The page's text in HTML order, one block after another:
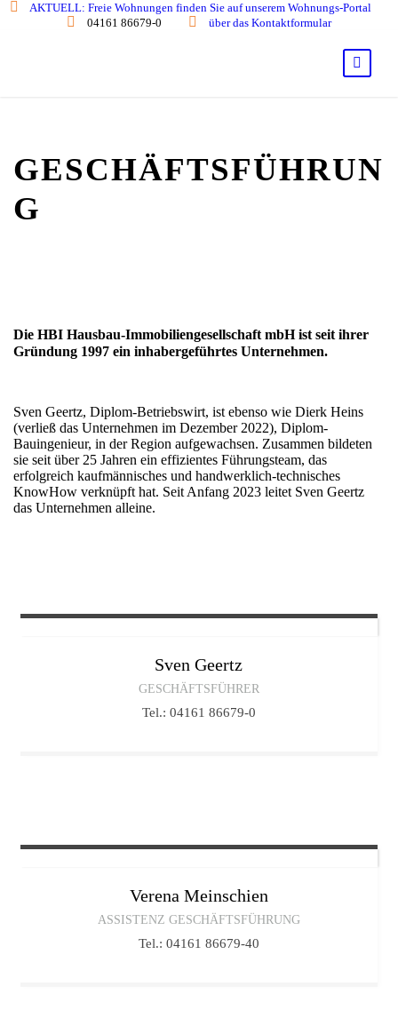
AKTUELL: Freie Wohnungen finden Sie auf unserem Wohnungs-Portal
04161 86679-0
über das Kontaktformular
GESCHÄFTSFÜHRUN
G
Die HBI Hausbau-Immobiliengesellschaft mbH ist seit ihrer
Gründung 1997 ein inhabergeführtes Unternehmen.
Sven Geertz, Diplom-Betriebswirt, ist ebenso wie Dierk Heins
(verließ das Unternehmen im Dezember 2022), Diplom-
Bauingenieur, in der Region aufgewachsen. Zusammen bildeten
sie seit über 25 Jahren ein effizientes Führungsteam, das
erfolgreich kaufmännisches und handwerklich-technisches
KnowHow verknüpft hat. Seit Anfang 2023 leitet Sven Geertz
das Unternehmen alleine.
Sven Geertz
GESCHÄFTSFÜHRER
Tel.: 04161 86679-0
Verena Meinschien
ASSISTENZ GESCHÄFTSFÜHRUNG
Tel.: 04161 86679-40